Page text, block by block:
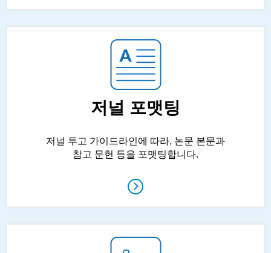
저널 포맷팅
저널 투고 가이드라인에 따라, 논문 본문과
참고 문헌 등을 포맷팅합니다.